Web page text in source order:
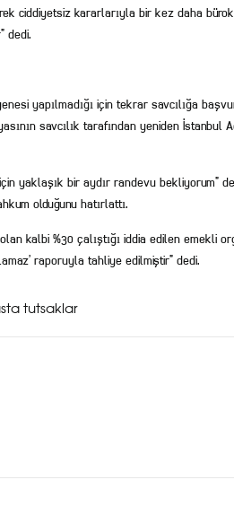
ciddiyetsiz kararlarıyla bir kez daha
dedi.
yapılmadığı için tekrar savcılığa
savcılık tarafından yeniden İstanbul
yaklaşık bir aydır randevu bekliyorum”
olduğunu hatırlattı.
kalbi %30 çalıştığı iddia edilen emekli
raporuyla tahliye edilmiştir” dedi.
tutsaklar